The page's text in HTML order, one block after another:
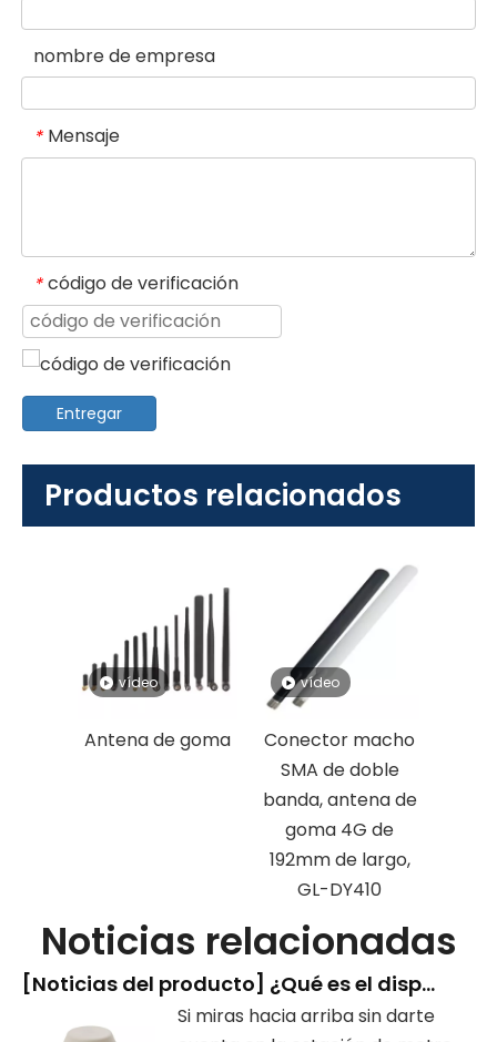
nombre de empresa
* Mensaje
* código de verificación
Entregar
Productos relacionados
vídeo
Antena de goma
vídeo
Conector macho
SMA de doble
banda, antena de
goma 4G de
192mm de largo,
GL-DY410
Noticias relacionadas
[Noticias del producto] ¿Qué es el dispositivo con forma de 'cabeza de hongo' que hay en la estación de metro?
Si miras hacia arriba sin darte